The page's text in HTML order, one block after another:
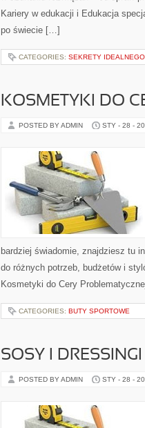
Kariery w edukacji i Edukacja
po świecie […]
CATEGORIES: SEKRETY
KOSMETYKI DO
POSTED BY ADMIN STY - 28 -
bardziej świadomie, znajdziesz tu
do różnych potrzeb, budżetów i
Kosmetyki do Cery
CATEGORIES: BUTY SPORTOWE
SOSY I DRESSINGI
POSTED BY ADMIN STY - 28 -